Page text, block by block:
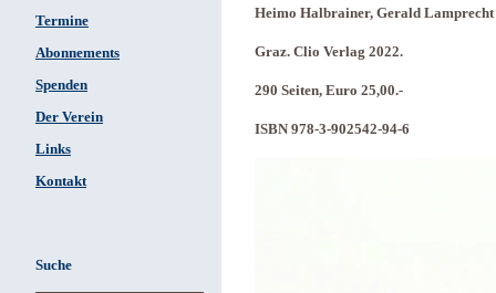
Termine
Abonnements
Spenden
Der Verein
Links
Kontakt
Suche
Heimo Halbrainer, Gerald Lamprecht
Graz. Clio Verlag 2022.
290 Seiten, Euro 25,00.-
ISBN 978-3-902542-94-6